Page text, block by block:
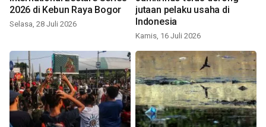
2026 di Kebun Raya Bogor
Selasa, 28 Juli 2026
jutaan pelaku usaha di
Indonesia
Kamis, 16 Juli 2026